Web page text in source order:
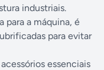
industriais.
para a máquina, é
para evitar
essenciais